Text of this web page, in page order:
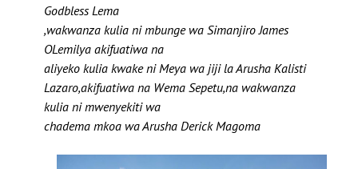
Godbless Lema
,wakwanza kulia ni mbunge wa Simanjiro James
OLemilya akifuatiwa na
aliyeko kulia kwake ni Meya wa jiji la Arusha Kalisti
Lazaro,akifuatiwa na Wema Sepetu,na wakwanza
kulia ni mwenyekiti wa
chadema mkoa wa Arusha Derick Magoma